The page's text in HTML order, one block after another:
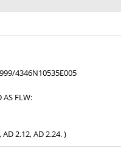
4346N10535E005
AS FLW:
2.12, AD 2.24. )